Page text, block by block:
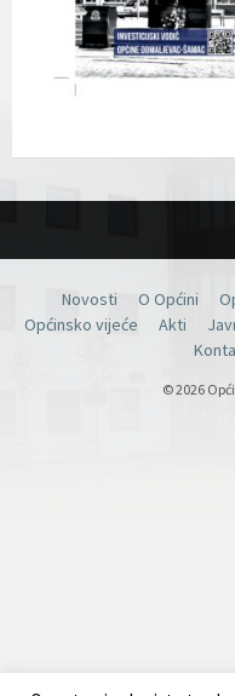
Novosti O Općini
Općinsko vijeće
Akti
© 2026